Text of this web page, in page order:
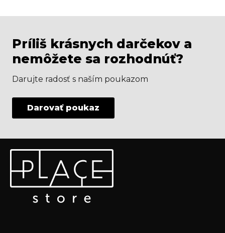
Príliš krásnych darčekov a
nemôžete sa rozhodnúť?
Darujte radosť s naším poukazom
Darovať poukaz
Odoberať newsletter
Vložte svoj e-mail a my Vám budeme zasielať informácie
o nových produktoch na našom e-shope.